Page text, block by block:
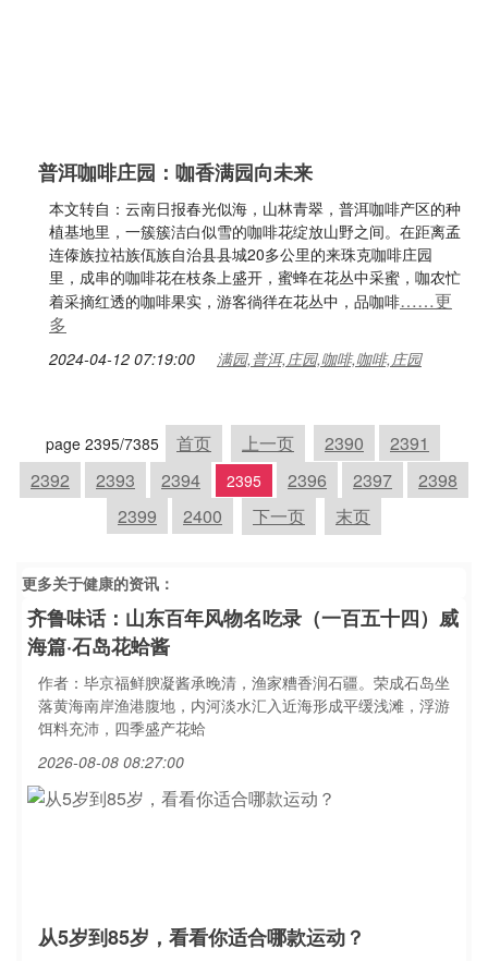
普洱咖啡庄园：咖香满园向未来
本文转自：云南日报春光似海，山林青翠，普洱咖啡产区的种
植基地里，一簇簇洁白似雪的咖啡花绽放山野之间。在距离孟
连傣族拉祜族佤族自治县县城20多公里的来珠克咖啡庄园
里，成串的咖啡花在枝条上盛开，蜜蜂在花丛中采蜜，咖农忙
着采摘红透的咖啡果实，游客徜徉在花丛中，品咖啡……更
多
2024-04-12 07:19:00 满园,普洱,庄园,咖啡,咖啡,庄园
page 2395/7385 首页 上一页 2390
2391
2392
2393 2394 2395 2396 2397
2398
2399
2400 下一页 末页
更多关于健康的资讯：
齐鲁味话：山东百年风物名吃录（一百五十四）威
海篇·石岛花蛤酱
作者：毕京福鲜腴凝酱承晚清，渔家糟香润石疆。荣成石岛坐
落黄海南岸渔港腹地，内河淡水汇入近海形成平缓浅滩，浮游
饵料充沛，四季盛产花蛤
2026-08-08 08:27:00
从5岁到85岁，看看你适合哪款运动？